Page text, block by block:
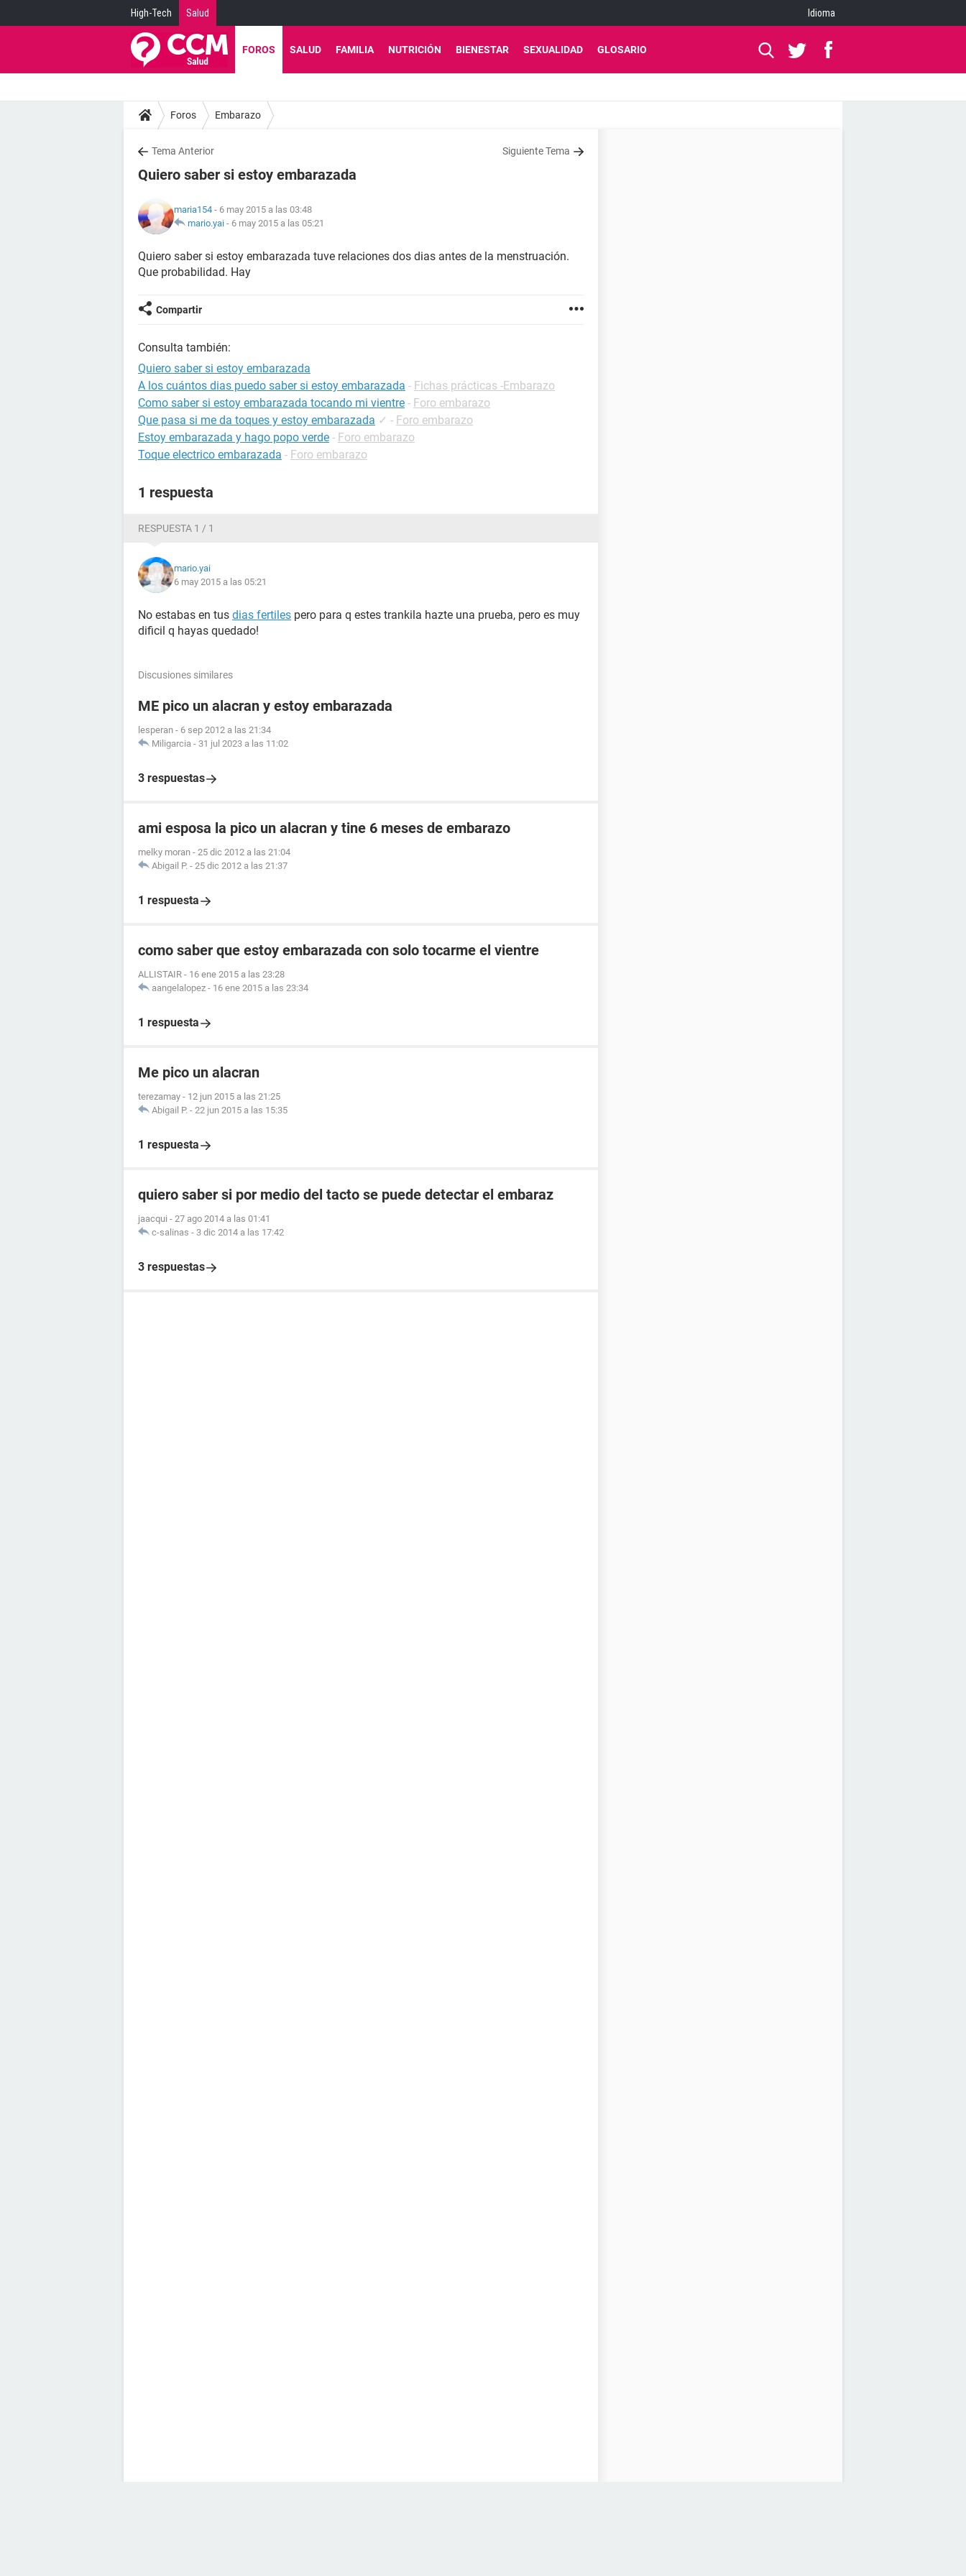
High-Tech Salud Idioma
FOROS SALUD FAMILIA NUTRICIÓN BIENESTAR SEXUALIDAD GLOSARIO
Foros Embarazo
Tema Anterior Siguiente Tema
Quiero saber si estoy embarazada
maria154 - 6 may 2015 a las 03:48
mario.yai - 6 may 2015 a las 05:21
Quiero saber si estoy embarazada tuve relaciones dos dias antes de la menstruación.
Que probabilidad. Hay
Compartir
Consulta también:
Quiero saber si estoy embarazada
A los cuántos dias puedo saber si estoy embarazada - Fichas prácticas -Embarazo
Como saber si estoy embarazada tocando mi vientre - Foro embarazo
Que pasa si me da toques y estoy embarazada ✓ - Foro embarazo
Estoy embarazada y hago popo verde - Foro embarazo
Toque electrico embarazada - Foro embarazo
1 respuesta
RESPUESTA 1 / 1
mario.yai
6 may 2015 a las 05:21
No estabas en tus dias fertiles pero para q estes trankila hazte una prueba, pero es muy
dificil q hayas quedado!
Discusiones similares
ME pico un alacran y estoy embarazada
lesperan - 6 sep 2012 a las 21:34
Miligarcia - 31 jul 2023 a las 11:02
3 respuestas
ami esposa la pico un alacran y tine 6 meses de embarazo
melky moran - 25 dic 2012 a las 21:04
Abigail P. - 25 dic 2012 a las 21:37
1 respuesta
como saber que estoy embarazada con solo tocarme el vientre
ALLISTAIR - 16 ene 2015 a las 23:28
aangelalopez - 16 ene 2015 a las 23:34
1 respuesta
Me pico un alacran
terezamay - 12 jun 2015 a las 21:25
Abigail P. - 22 jun 2015 a las 15:35
1 respuesta
quiero saber si por medio del tacto se puede detectar el embaraz
jaacqui - 27 ago 2014 a las 01:41
c-salinas - 3 dic 2014 a las 17:42
3 respuestas